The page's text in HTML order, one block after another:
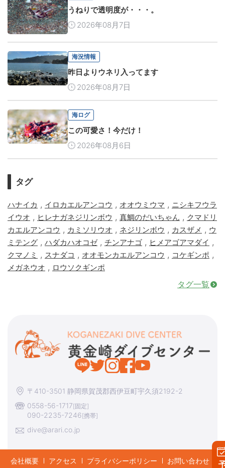
うねりで透明度が・・・。
2026年08月7日
海況情報
昨日よりウネリ入ってます
2026年08月7日
海ログ
この可愛さ！今だけ！
2026年08月6日
タグ
ハナイカ , イロカエルアンコウ , オオウミウマ , ニシキフウラ
イウオ , ヒレナガネジリンボウ , 真鯛のだいちゃん , クマドリ
カエルアンコウ , カミソリウオ , ネジリンボウ , カスザメ , ウ
ミテング , ハダカハオコゼ, チンアナゴ , ヒメアゴアマダイ ,
クマノミ , スナダコ , オオモンカエルアンコウ , コケギンポ ,
メガネウオ , ロウソクギンポ
タグ一覧
〒410-3501 静岡県賀茂郡西伊豆町宇久須2192-2
0558-56-1717[固定]
090-2235-7246[携帯]
dive@arari.co.jp
会社概要 アクセス プライバシーポリシー お問い合わせ